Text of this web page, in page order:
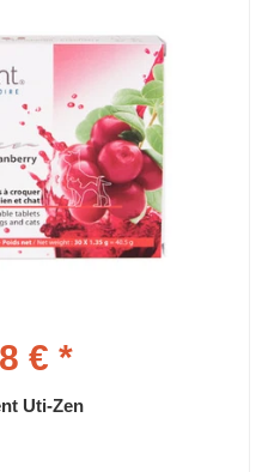
€ *
Uti-Zen